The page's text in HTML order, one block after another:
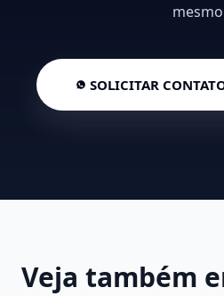
SOLICITAR
Veja também